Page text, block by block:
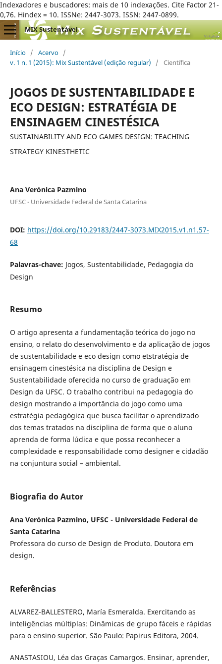
Indexadores e buscadores: mais de 10 indexações. Cite Factor 21-
0,76. Hindex = 10. ISSNe: 2447-3073. ISSN: 2447-0899.
MIX Sustentável
Início / Acervo /
v. 1 n. 1 (2015): Mix Sustentável (edição regular)
/ Científica
JOGOS DE SUSTENTABILIDADE E
ECO DESIGN: ESTRATÉGIA DE
ENSINAGEM CINESTÉSICA
SUSTAINABILITY AND ECO GAMES DESIGN: TEACHING
STRATEGY KINESTHETIC
Ana Verónica Pazmino
UFSC - Universidade Federal de Santa Catarina
DOI: https://doi.org/10.29183/2447-3073.MIX2015.v1.n1.57-
68
Palavras-chave: Jogos, Sustentabilidade, Pedagogia do
Design
Resumo
O artigo apresenta a fundamentação teórica do jogo no
ensino, o relato do desenvolvimento e da aplicação de jogos
de sustentabilidade e eco design como etstratégia de
ensinagem cinestésica na disciplina de Design e
Sustentabilidade oferecida no curso de graduação em
Design da UFSC. O trabalho contribui na pedagogia do
design mostrando a importância do jogo como uma
estratégia pedagógica que busca facilitar o aprendizado
dos temas tratados na disciplina de forma que o aluno
aprenda de forma lúdica e que possa reconhecer a
complexidade e responsabilidade como designer e cidadão
na conjuntura social – ambiental.
Biografia do Autor
Ana Verónica Pazmino, UFSC - Universidade Federal de
Santa Catarina
Professora do curso de Design de Produto. Doutora em
design.
Referências
ALVAREZ-BALLESTERO, María Esmeralda. Exercitando as
inteligências múltiplas: Dinâmicas de grupo fáceis e rápidas
para o ensino superior. São Paulo: Papirus Editora, 2004.
ANASTASIOU, Léa das Graças Camargos. Ensinar, aprender,